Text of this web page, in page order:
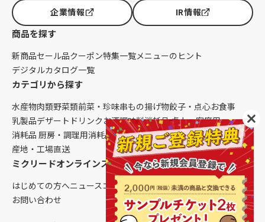
企業情報 IR情報
商品を探す
新商品セール品クーポン特集一覧メニューのヒント
デジタルカタログ一覧
カテゴリから探す
水産物肉類野菜類前菜・珍味串もの揚げ物餃子・点心お食事
乳製品デザート ドリンク お酒調味料消耗品 卓上・客席用
消耗品 厨房・調理用消耗品 クレンリネス生鮮品（配送便限定）
産地・工場直送
ミクリードオンラインストアについて
はじめての方へニュースコラムご利用ガイド会社概要
お問い合わせ